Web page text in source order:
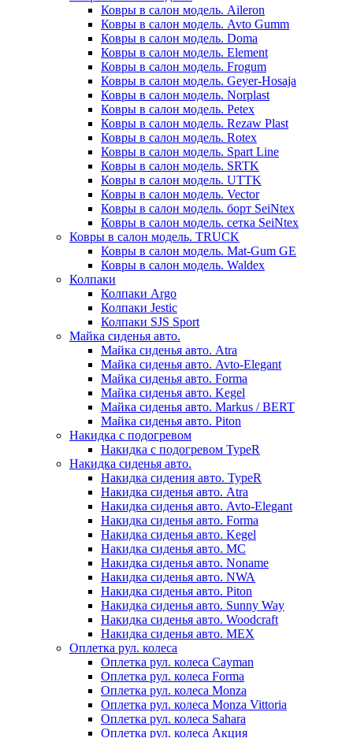
Ковры в салон модель. Aileron
Ковры в салон модель. Avto Gumm
Ковры в салон модель. Doma
Ковры в салон модель. Element
Ковры в салон модель. Frogum
Ковры в салон модель. Geyer-Hosaja
Ковры в салон модель. Norplast
Ковры в салон модель. Petex
Ковры в салон модель. Rezaw Plast
Ковры в салон модель. Rotex
Ковры в салон модель. Spart Line
Ковры в салон модель. SRTK
Ковры в салон модель. UTTK
Ковры в салон модель. Vector
Ковры в салон модель. борт SeiNtex
Ковры в салон модель. сетка SeiNtex
Ковры в салон модель. TRUCK
Ковры в салон модель. Mat-Gum GE
Ковры в салон модель. Waldex
Колпаки
Колпаки Argo
Колпаки Jestic
Колпаки SJS Sport
Майка сиденья авто.
Майка сиденья авто. Atra
Майка сиденья авто. Avto-Elegant
Майка сиденья авто. Forma
Майка сиденья авто. Kegel
Майка сиденья авто. Markus / BERT
Майка сиденья авто. Piton
Накидка с подогревом
Накидка с подогревом TypeR
Накидка сиденья авто.
Накидка сидения авто. TypeR
Накидка сиденья авто. Atra
Накидка сиденья авто. Avto-Elegant
Накидка сиденья авто. Forma
Накидка сиденья авто. Kegel
Накидка сиденья авто. MC
Накидка сиденья авто. Noname
Накидка сиденья авто. NWA
Накидка сиденья авто. Piton
Накидка сиденья авто. Sunny Way
Накидка сиденья авто. Woodcraft
Накидка сиденья авто. МЕХ
Оплетка рул. колеса
Оплетка рул. колеса Cayman
Оплетка рул. колеса Forma
Оплетка рул. колеса Monza
Оплетка рул. колеса Monza Vittoria
Оплетка рул. колеса Sahara
Оплетка рул. колеса Акция